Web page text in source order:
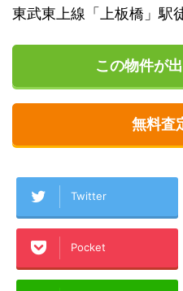
東武東上線「上板橋」駅
この物件が
無料査
Twitter
Pocket